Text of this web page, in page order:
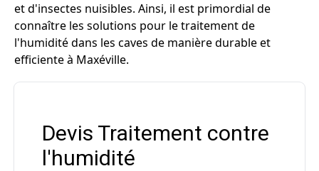
et d'insectes nuisibles. Ainsi, il est primordial de
connaître les solutions pour le traitement de
l'humidité dans les caves de manière durable et
efficiente à Maxéville.
Devis Traitement contre
l'humidité